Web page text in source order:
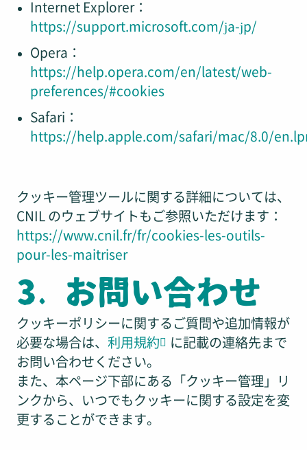
Internet Explorer：
https://support.microsoft.com/ja-jp/
Opera：
https://help.opera.com/en/latest/web-
preferences/#cookies
Safari：
https://help.apple.com/safari/mac/8.0/
クッキー管理ツールに関する詳細については、
CNIL のウェブサイトもご参照いただけます：
https://www.cnil.fr/fr/cookies-les-outils-
pour-les-maitriser
3. お問い合わせ
クッキーポリシーに関するご質問や追加情報が
必要な場合は、 利用規約
に記載の連絡先まで
お問い合わせください。
また、本ページ下部にある「クッキー管理」リ
ンクから、いつでもクッキーに関する設定を変
更することができます。